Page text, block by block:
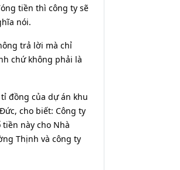
tiền thì công ty sẽ
nói.
trả lời mà chỉ
chứ không phải là
đồng của dự án khu
cho biết: Công ty
này cho Nhà
Thịnh và công ty